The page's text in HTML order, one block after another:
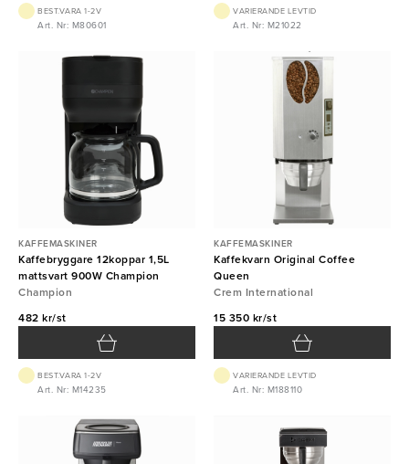
BEST.VARA 1-2V
Art. Nr: M80601
VARIERANDE LEVTID
Art. Nr: M21022
KAFFEMASKINER
Kaffebryggare 12koppar 1,5L
mattsvart 900W Champion
Champion
482 kr/st
BEST.VARA 1-2V
Art. Nr: M14235
KAFFEMASKINER
Kaffekvarn Original Coffee
Queen
Crem International
15 350 kr/st
VARIERANDE LEVTID
Art. Nr: M188110